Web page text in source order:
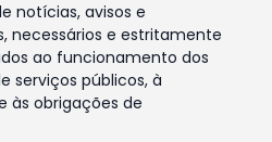
notícias, avisos e
necessários e estritamente
ao funcionamento dos
serviços públicos, à
às obrigações de